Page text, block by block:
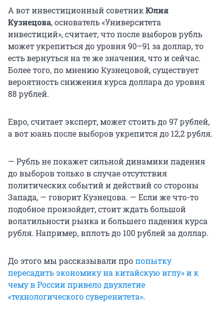
А вот инвестиционный советникЮлия
Кузнецова, основатель «Университета
инвестиций», считает, что после выборов рубль
может укрепиться до уровня 90–91 за доллар, то
есть вернуться на те же значения, что и сейчас.
Более того, по мнению Кузнецовой, существует
вероятность снижения курса доллара до уровня
88 рублей.
Евро, считает эксперт, может стоить до 97 рублей,
а вот юань после выборов укрепится до 12,2 рубля.
— Рубль не покажет сильной динамики падения
до выборов только в случае отсутствия
политических событий и действий со стороны
Запада, — говорит Кузнецова. — Если же что-то
подобное произойдет, стоит ждать большой
волатильности рынка и большего падения курса
рубля. Например, вплоть до 100 рублей за доллар.
До этого мы рассказывали пропопытку
пересадить экономику на китайскую иглу» и к
чему в России привело двухлетие
«технологического суверенитета».